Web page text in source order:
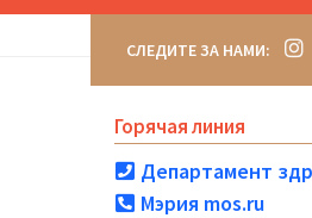
СЛЕДИТЕ ЗА НАМИ:
Горячая линия
Департамент
Мэрия mos.ru